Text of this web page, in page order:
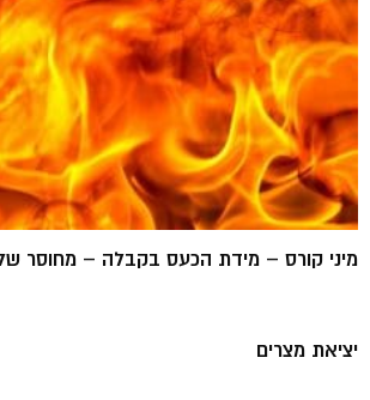
מיני קורס – מידת הכעס בקבלה – מחוסר
יציאת מצרים